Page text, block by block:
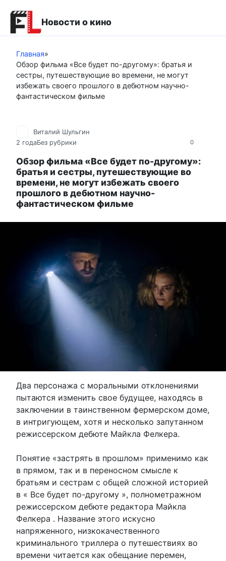
контенту
Новости о кино
Главная»
Обзор фильма «Все будет по-другому»: братья и
сестры, путешествующие во времени, не могут
избежать своего прошлого в дебютном научно-
фантастическом фильме
0
Виталий Шульгин
2 годаБез рубрики
Обзор фильма «Все будет по-другому»:
братья и сестры, путешествующие во
времени, не могут избежать своего
прошлого в дебютном научно-
фантастическом фильме
Два персонажа с моральными отклонениями
пытаются изменить свое будущее, находясь в
заключении в таинственном фермерском доме,
в интригующем, хотя и несколько запутанном
режиссерском дебюте Майкла Фелкера.
Понятие «застрять в прошлом» применимо как
в прямом, так и в переносном смысле к
братьям и сестрам с общей сложной историей
в « Все будет по-другому », полнометражном
режиссерском дебюте редактора Майкла
Фелкера . Название этого искусно
напряженного, низкокачественного
криминального триллера о путешествиях во
времени читается как обещание перемен,